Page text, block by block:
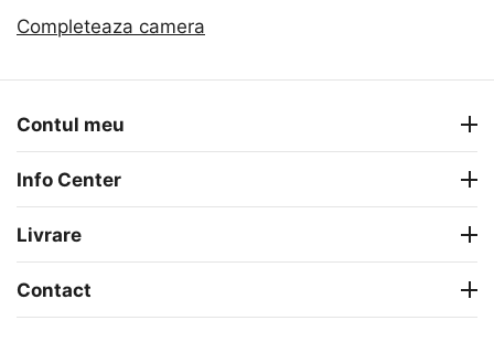
Completeaza camera
Contul meu
Info Center
Livrare
Contact